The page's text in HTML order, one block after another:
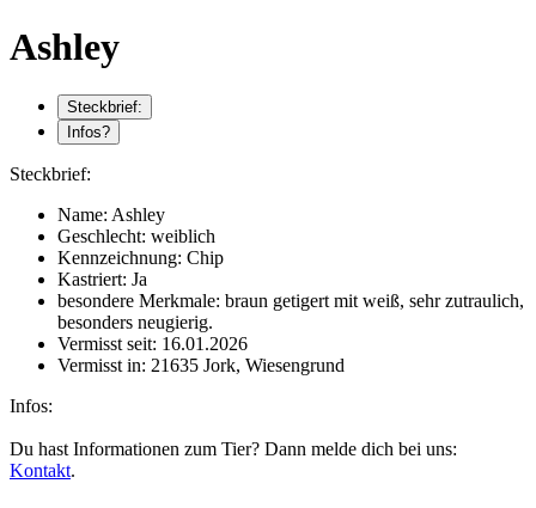
Ashley
Steckbrief:
Infos?
Steckbrief:
Name: Ashley
Geschlecht: weiblich
Kennzeichnung: Chip
Kastriert: Ja
besondere Merkmale: braun getigert mit weiß, sehr zutraulich,
besonders neugierig.
Vermisst seit: 16.01.2026
Vermisst in: 21635 Jork, Wiesengrund
Infos:
Du hast Informationen zum Tier? Dann melde dich bei uns:
Kontakt.